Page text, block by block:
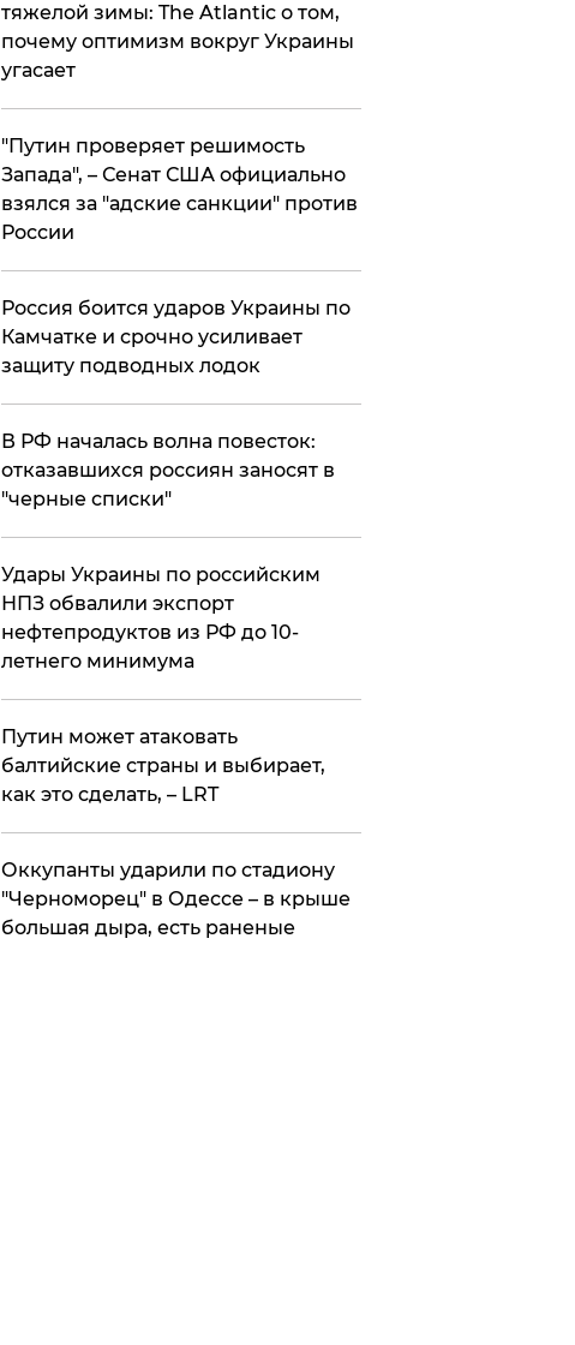
тяжелой зимы: The Atlantic о том,
почему оптимизм вокруг Украины
угасает
"Путин проверяет решимость
Запада", – Сенат США официально
взялся за "адские санкции" против
России
Россия боится ударов Украины по
Камчатке и срочно усиливает
защиту подводных лодок
​В РФ началась волна повесток:
отказавшихся россиян заносят в
"черные списки"
Удары Украины по российским
НПЗ обвалили экспорт
нефтепродуктов из РФ до 10-
летнего минимума
Путин может атаковать
балтийские страны и выбирает,
как это сделать, – LRT
Оккупанты ударили по стадиону
"Черноморец" в Одессе – в крыше
большая дыра, есть раненые